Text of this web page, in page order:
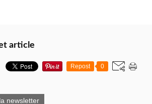
article
Repost 0
newsletter